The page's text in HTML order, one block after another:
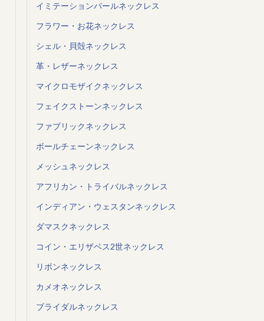
イミテーションパールネックレス
フラワー・お花ネックレス
シェル・貝殻ネックレス
革・レザーネックレス
マイクロモザイクネックレス
フェイクストーンネックレス
ファブリックネックレス
ボールチェーンネックレス
メッシュネックレス
アフリカン・トライバルネックレス
インディアン・ウェスタンネックレス
ダマスクネックレス
コイン・エリザベス2世ネックレス
リボンネックレス
カメオネックレス
ブライダルネックレス